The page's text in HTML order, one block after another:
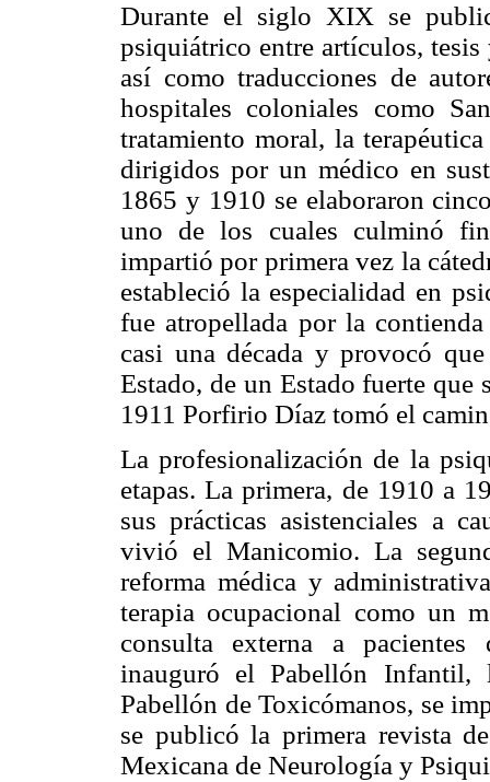
Durante el siglo XIX se
psiquiátrico entre artículos,
así como traducciones de
hospitales coloniales como
tratamiento moral, la
dirigidos por un médico en
1865 y 1910 se elaboraron
uno de los cuales culminó
impartió por primera vez la
estableció la especialidad en
fue atropellada por la
casi una década y provocó
Estado, de un Estado fuerte
1911 Porfirio Díaz tomó el
La profesionalización de la
etapas. La primera, de 1910 a
sus prácticas asistenciales a
vivió el Manicomio. La
reforma médica y
terapia ocupacional como un
consulta externa a pacientes
inauguró el Pabellón
Pabellón de Toxicómanos, se
se publicó la primera revista
Mexicana de Neurología y